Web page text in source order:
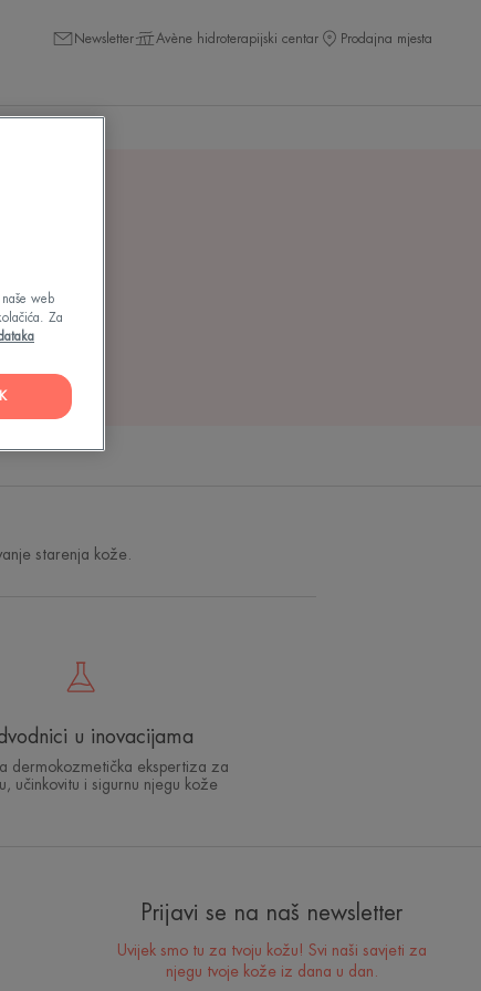
Newsletter Avène hidroterapijski centar Prodajna mjesta
starenja kože.
u inovacijama
dermokozmetička ekspertiza za
učinkovitu i sigurnu njegu kože
Prijavi se na naš newsletter
Uvijek smo tu za tvoju kožu! Svi naši savjeti za
njegu tvoje kože iz dana u dan.
web
Za